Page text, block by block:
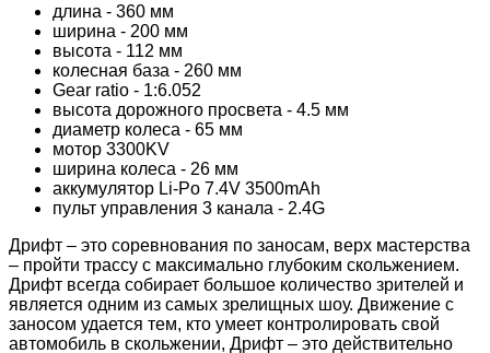
длина - 360 мм
ширина - 200 мм
высота - 112 мм
колесная база - 260 мм
Gear ratio - 1:6.052
высота дорожного просвета - 4.5 мм
диаметр колеса - 65 мм
мотор 3300KV
ширина колеса - 26 мм
аккумулятор Li-Po 7.4V 3500mAh
пульт управления 3 канала - 2.4G
Дрифт – это соревнования по заносам, верх мастерства
– пройти трассу с максимально глубоким скольжением.
Дрифт всегда собирает большое количество зрителей и
является одним из самых зрелищных шоу. Движение с
заносом удается тем, кто умеет контролировать свой
автомобиль в скольжении, Дрифт – это действительно